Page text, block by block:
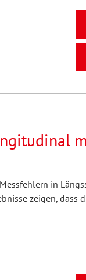
in
zeigen, dass